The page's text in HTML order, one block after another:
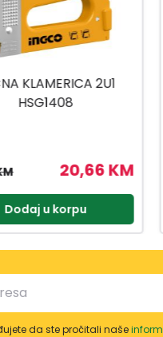
KLAMERICA TC-
EN 20
67,46 KM
Dodaj u korpu
da ste pročitali naše